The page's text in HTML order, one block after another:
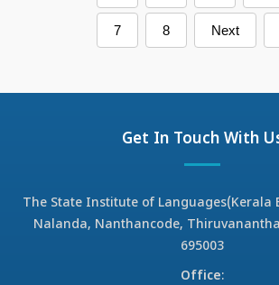
7 8 Next
Get In Touch With
The State Institute of Languages(Kerala
Nalanda, Nanthancode,
695003
Office: